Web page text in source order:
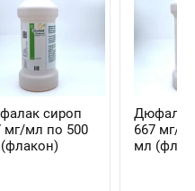
сироп
мг/мл по 500
Дюфалак
667 мг/
мл